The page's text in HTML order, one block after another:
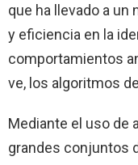
que ha llevado a
y eficiencia en la
comportamientos
ve, los algoritmos
Mediante el uso de
grandes conjuntos